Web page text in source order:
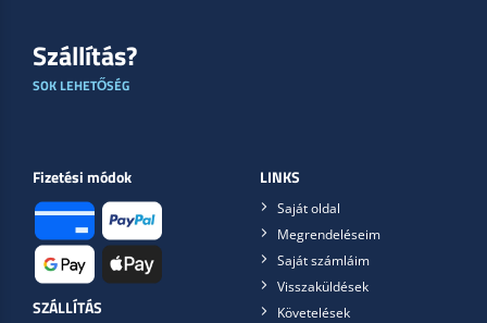
Szállítás?
SOK LEHETŐSÉG
Fizetési módok
SZÁLLÍTÁS
LINKS
Saját oldal
Megrendeléseim
Saját számláim
Visszaküldések
Követelések